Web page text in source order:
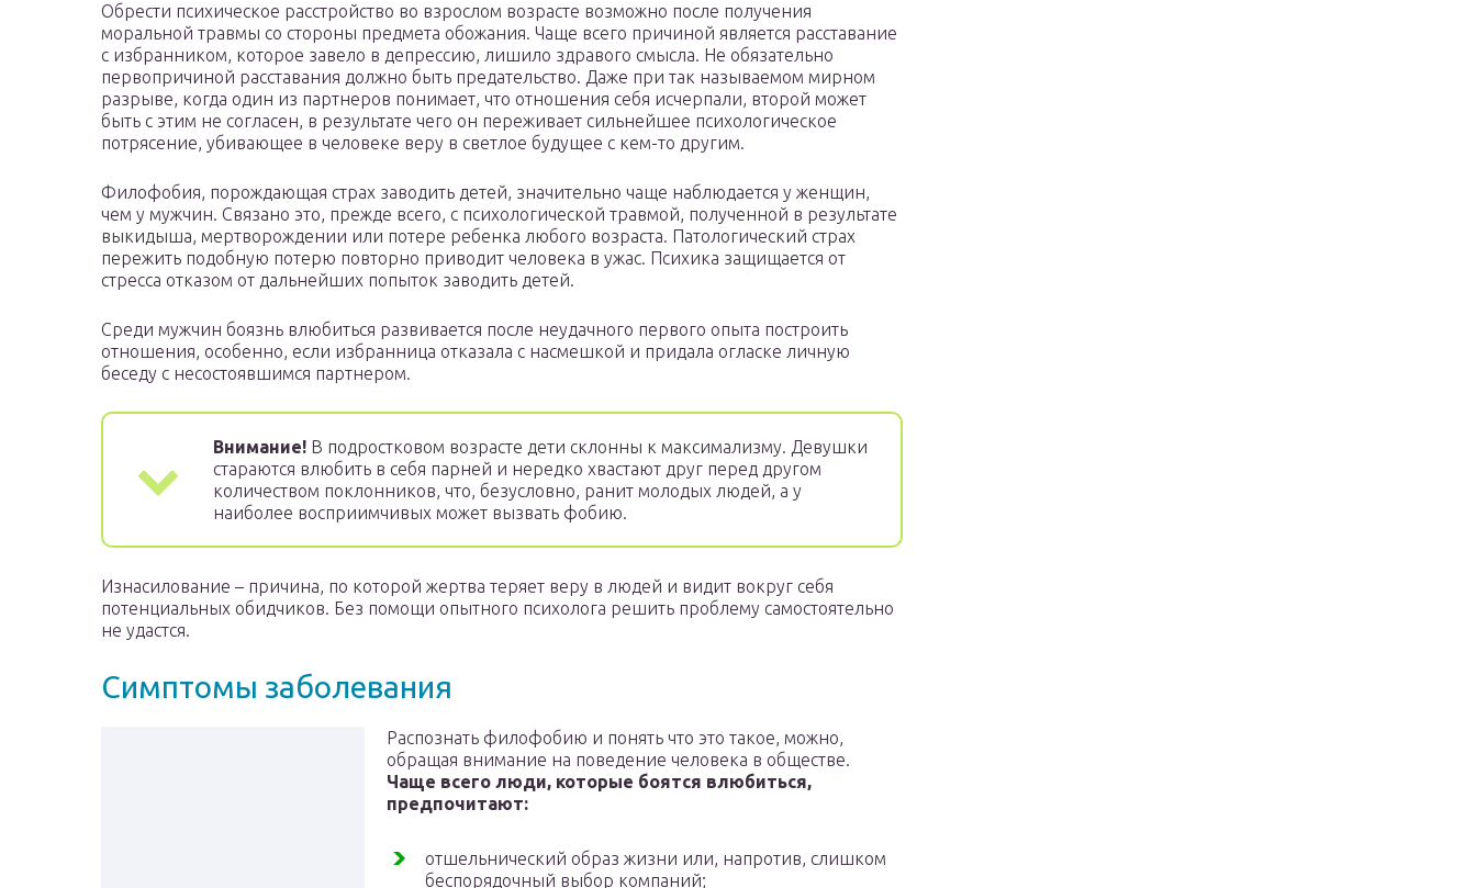
Обрести психическое расстройство во взрослом возрасте возможно после получения
моральной травмы со стороны предмета обожания. Чаще всего причиной является расставание
с избранником, которое завело в депрессию, лишило здравого смысла. Не обязательно
первопричиной расставания должно быть предательство. Даже при так называемом мирном
разрыве, когда один из партнеров понимает, что отношения себя исчерпали, второй может
быть с этим не согласен, в результате чего он переживает сильнейшее психологическое
потрясение, убивающее в человеке веру в светлое будущее с кем-то другим.
Филофобия, порождающая страх заводить детей, значительно чаще наблюдается у женщин,
чем у мужчин. Связано это, прежде всего, с психологической травмой, полученной в результате
выкидыша, мертворождении или потере ребенка любого возраста. Патологический страх
пережить подобную потерю повторно приводит человека в ужас. Психика защищается от
стресса отказом от дальнейших попыток заводить детей.
Среди мужчин боязнь влюбиться развивается после неудачного первого опыта построить
отношения, особенно, если избранница отказала с насмешкой и придала огласке личную
беседу с несостоявшимся партнером.
Внимание! В подростковом возрасте дети склонны к максимализму. Девушки
стараются влюбить в себя парней и нередко хвастают друг перед другом
количеством поклонников, что, безусловно, ранит молодых людей, а у
наиболее восприимчивых может вызвать фобию.
Изнасилование – причина, по которой жертва теряет веру в людей и видит вокруг себя
потенциальных обидчиков. Без помощи опытного психолога решить проблему самостоятельно
не удастся.
Симптомы заболевания
Распознать филофобию и понять что это такое, можно,
обращая внимание на поведение человека в обществе.
Чаще всего люди, которые боятся влюбиться,
предпочитают:
отшельнический образ жизни или, напротив, слишком
беспорядочный выбор компаний;